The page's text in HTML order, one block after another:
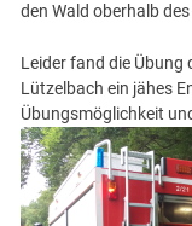
den Wald oberhalb
Leider fand die Übung
Lützelbach ein jähes
Übungsmöglichkeit